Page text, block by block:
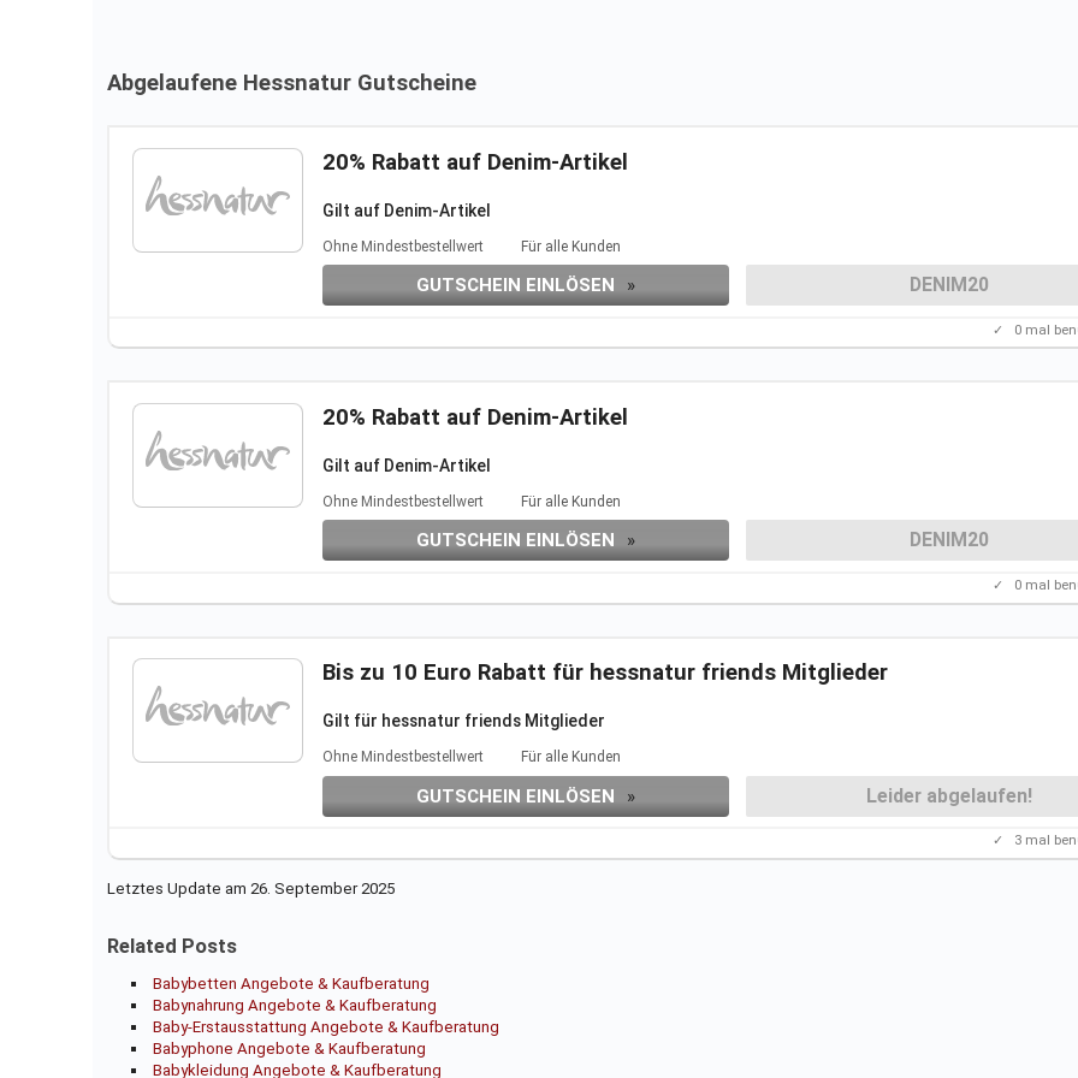
Abgelaufene Hessnatur Gutscheine
20% Rabatt auf Denim-Artikel
Gilt auf Denim-Artikel
Gilt nicht aufFremdmarken und Geschenkgutscheine.
Ohne Mindestbestellwert Für alle Kunden
GUTSCHEIN EINLÖSEN » DENIM20
✓ 0 mal
20% Rabatt auf Denim-Artikel
Gilt auf Denim-Artikel
Gilt nicht aufFremdmarken und Geschenkgutscheine.
Ohne Mindestbestellwert Für alle Kunden
GUTSCHEIN EINLÖSEN » DENIM20
✓ 0 mal
Bis zu 10 Euro Rabatt für hessnatur friends Mitglieder
Gilt für hessnatur friends Mitglieder
Weitere Infos auf der Aktionsseite.
Einen Gutscheincode benötigt ihr nicht.
Ohne Mindestbestellwert Für alle Kunden
GUTSCHEIN EINLÖSEN » Leider abgelaufen!
✓ 3 mal
Letztes Update am 26. September 2025
Related Posts
Babybetten Angebote & Kaufberatung
Babynahrung Angebote & Kaufberatung
Baby-Erstausstattung Angebote & Kaufberatung
Babyphone Angebote & Kaufberatung
Babykleidung Angebote & Kaufberatung